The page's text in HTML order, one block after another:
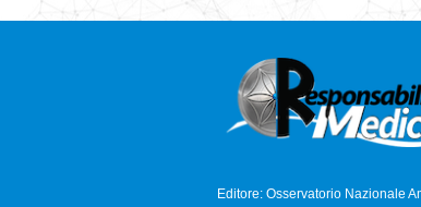
Editore: Osservatorio Nazionale